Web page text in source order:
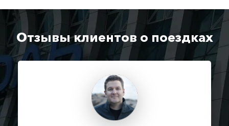
Отзывы клиентов о поездках